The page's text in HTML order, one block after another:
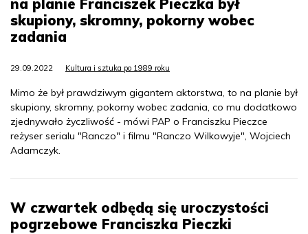
na planie Franciszek Pieczka był
skupiony, skromny, pokorny wobec
zadania
29.09.2022 Kultura i sztuka po 1989 roku
Mimo że był prawdziwym gigantem aktorstwa, to na planie był
skupiony, skromny, pokorny wobec zadania, co mu dodatkowo
zjednywało życzliwość - mówi PAP o Franciszku Pieczce
reżyser serialu "Ranczo" i filmu "Ranczo Wilkowyje", Wojciech
Adamczyk.
W czwartek odbędą się uroczystości
pogrzebowe Franciszka Pieczki